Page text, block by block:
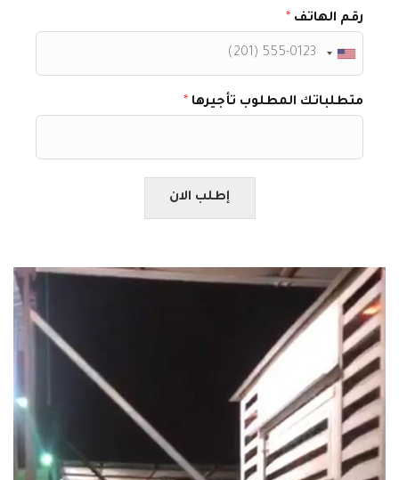
رقم الهاتف *
متطلباتك المطلوب تأجيرها *
إطلب الان